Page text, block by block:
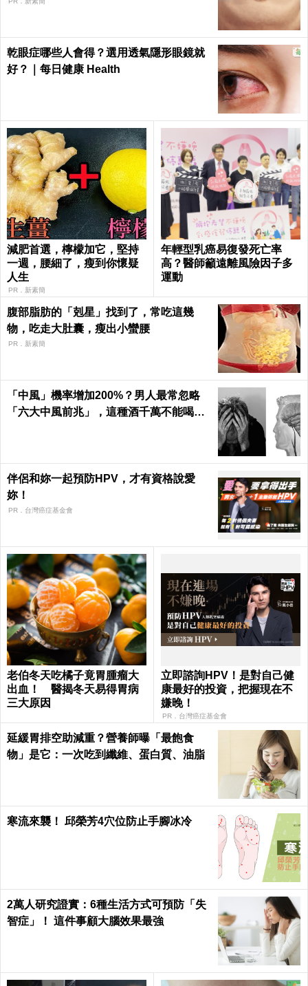
乾眼症哪些人會得？選用透氣隱形眼鏡就
好？｜每日健康 Health
減肥首選，檸檬加它，堅持
一週，腰細了，瘦到你懷疑
人生
PR．新素簡
年輕型乳癌易復發死亡率
高？醫師籲遠離風險因子多
運動
腹部脂肪的「剋星」找到了，常吃這幾
物，吃走大肚囊，瘦出小蠻腰
PR．新素簡
「中風」機率增加200%？男人最常忽略
「六大中風前兆」，這種酒千萬不能喝｜
伴侶和妳一起預防HPV，才有資格說愛
妳！
PR．台灣癌症基金會
老伯冬天吃橘子竟胃腫瘤大
出血！ 醫揭冬天易得胃病
三大原因
立即諮詢HPV！是對自己健
康最好的投資，把握現在不
嫌晚！
PR．台灣癌症基金會
延緩胃排空助減重？營養師曝「最飽食
物」是它：一次吃到纖維、蛋白質、油脂
寒流來襲！ 邱榮芳4穴位防止手腳冰冷
2萬人研究證實：6種生活方式可預防「失
智症」！ 這件事顧大腦效果最強